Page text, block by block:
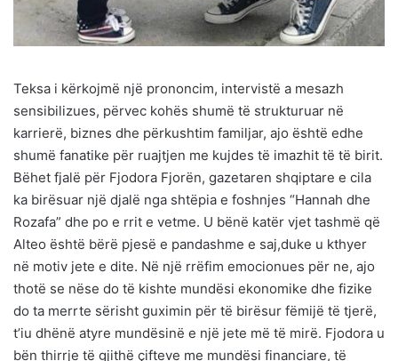
Teksa i kërkojmë një prononcim, intervistë a mesazh
sensibilizues, përvec kohës shumë të strukturuar në
karrierë, biznes dhe përkushtim familjar, ajo është edhe
shumë fanatike për ruajtjen me kujdes të imazhit të të birit.
Bëhet fjalë për Fjodora Fjorën, gazetaren shqiptare e cila
ka birësuar një djalë nga shtëpia e foshnjes “Hannah dhe
Rozafa” dhe po e rrit e vetme. U bënë katër vjet tashmë që
Alteo është bërë pjesë e pandashme e saj,duke u kthyer
në motiv jete e dite. Në një rrëfim emocionues për ne, ajo
thotë se nëse do të kishte mundësi ekonomike dhe fizike
do ta merrte sërisht guximin për të birësur fëmijë të tjerë,
t’iu dhënë atyre mundësinë e një jete më të mirë. Fjodora u
bën thirrje të gjithë çifteve me mundësi financiare, të